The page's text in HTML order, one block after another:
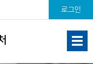
로그인